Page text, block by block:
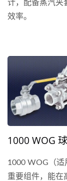
计，配备蒸汽夹
效率。
1000 WOG
1000 WOG（适
重要组件，能在